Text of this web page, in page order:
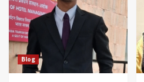
Blog